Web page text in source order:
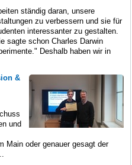
ständig daran, unsere
zu verbessern und sie für
interessanter zu gestalten.
sagte schon Charles Darwin
Deshalb haben wir in
&
und
Main oder genauer gesagt der